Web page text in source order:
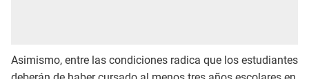
Asimismo, entre las condiciones radica que los estudiantes